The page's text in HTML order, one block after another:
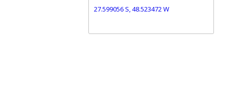
27.599056 S, 48.523472 W